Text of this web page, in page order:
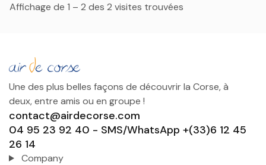
Affichage de 1 – 2 des 2 visites trouvées
Une des plus belles façons de découvrir la Corse, à
deux, entre amis ou en groupe !
contact@airdecorse.com
04 95 23 92 40 - SMS/WhatsApp +(33)6 12 45
26 14
Company